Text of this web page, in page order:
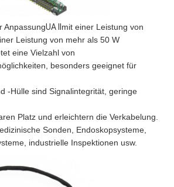
AnpassungUA II mit einer Leistung von
Leistung von mehr als 50 W
eine Vielzahl von
besonders geeignet für
-Hülle sind Signalintegrität, geringe
Platz und erleichtern die Verkabelung.
Sonden, Endoskopsysteme,
industrielle Inspektionen usw.